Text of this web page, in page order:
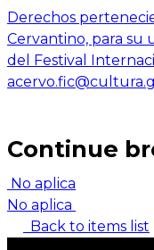
Derechos
Cervantino, para su
del Festival
Continue
No aplica
No aplica
Back to items list